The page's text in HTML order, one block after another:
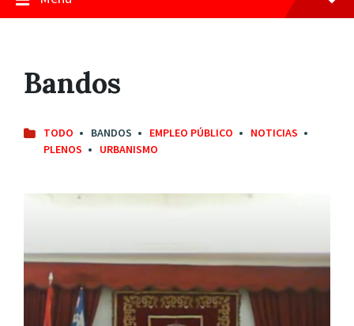
Bandos
TODO BANDOS EMPLEO PÚBLICO
NOTICIAS
PLENOS
URBANISMO